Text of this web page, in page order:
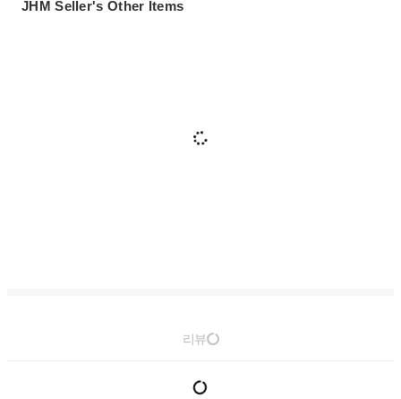
JHM Seller's Other Items
리뷰